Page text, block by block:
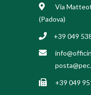
Via
(Padova)
+39 049
+39 049